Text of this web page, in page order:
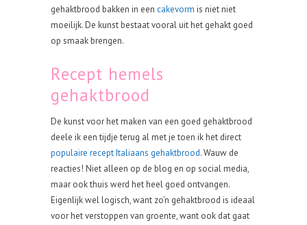
gehaktbrood bakken in een cakevorm is niet niet
moeilijk. De kunst bestaat vooral uit het gehakt goed
op smaak brengen.
Recept hemels
gehaktbrood
De kunst voor het maken van een goed gehaktbrood
deele ik een tijdje terug al met je toen ik het direct
populaire recept Italiaans gehaktbrood. Wauw de
reacties! Niet alleen op de blog en op social media,
maar ook thuis werd het heel goed ontvangen.
Eigenlijk wel logisch, want zo’n gehaktbrood is ideaal
voor het verstoppen van groente, want ook dat gaat